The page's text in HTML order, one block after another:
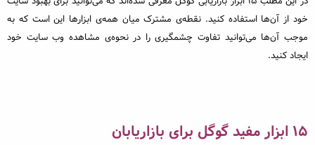
خود از آن‌ها استفاده کنید. نقطه‌ی مشترک میان همه‌ی ابزارها این است که به
موجب آن‌ها می‌توانید تفاوت چشمگیری را در نحوه‌ی مشاهده وب سایت خود
ایجاد کنید.
۱۵ ابزار مفید گوگل برای بازاریابان